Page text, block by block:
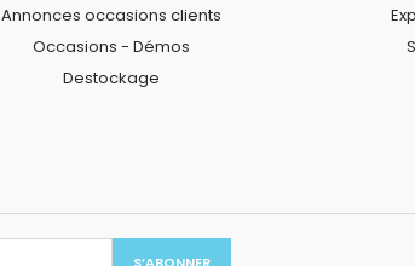
Annonces occasions clients
Occasions - Démos
Destockage